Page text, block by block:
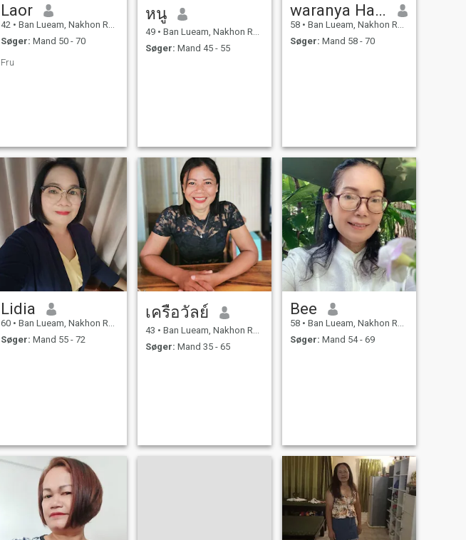
Laor
42 • Ban Lueam, Nakhon Ratchasima, Thailand
Søger: Mand 50 - 70
Fru
หนู
49 • Ban Lueam, Nakhon Ratchasima, Thailand
Søger: Mand 45 - 55
waranya Hansen
58 • Ban Lueam, Nakhon Ratchasima, Thailand
Søger: Mand 58 - 70
Lidia
60 • Ban Lueam, Nakhon Ratchasima, Thailand
Søger: Mand 55 - 72
เครือวัลย์
43 • Ban Lueam, Nakhon Ratchasima, Thailand
Søger: Mand 35 - 65
Bee
58 • Ban Lueam, Nakhon Ratchasima, Thailand
Søger: Mand 54 - 69